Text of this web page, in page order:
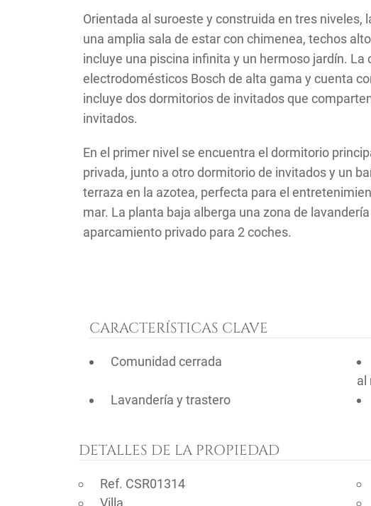
Orientada al suroeste y construida en tres niveles,
una amplia sala de estar con chimenea, techos
incluye una piscina infinita y un hermoso jardín. La
electrodomésticos Bosch de alta gama y cuenta
incluye dos dormitorios de invitados que
invitados.
En el primer nivel se encuentra el dormitorio
privada, junto a otro dormitorio de invitados y un
terraza en la azotea, perfecta para el
mar. La planta baja alberga una zona de
aparcamiento privado para 2 coches.
CARACTERÍSTICAS CLAVE
Comunidad cerrada
al
Lavandería y trastero
DETALLES DE LA PROPIEDAD
Ref. CSR01314
Villa